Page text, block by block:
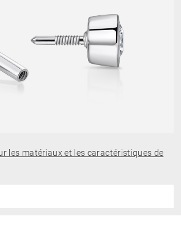
les matériaux et les caractéristiques de